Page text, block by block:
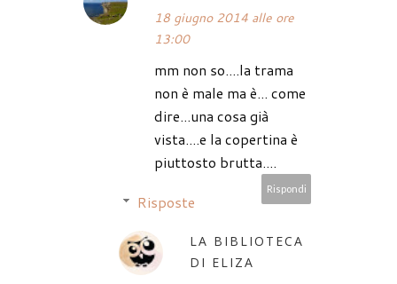
18 giugno 2014 alle ore
13:00
mm non so....la trama
non è male ma è... come
dire...una cosa già
vista....e la copertina è
piuttosto brutta....
Rispondi
Risposte
LA BIBLIOTECA
DI ELIZA